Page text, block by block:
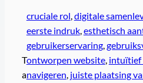
T
a
cruciale rol, digitale
eerste indruk, esthetisch
gebruikerservaring,
ontworpen website, intuïtief
navigeren, juiste plaatsing